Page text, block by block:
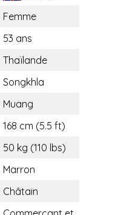
Femme
53 ans
Thaïlande
Songkhla
Muang
168 cm (5.5 ft)
50 kg (110 lbs)
Marron
Châtain